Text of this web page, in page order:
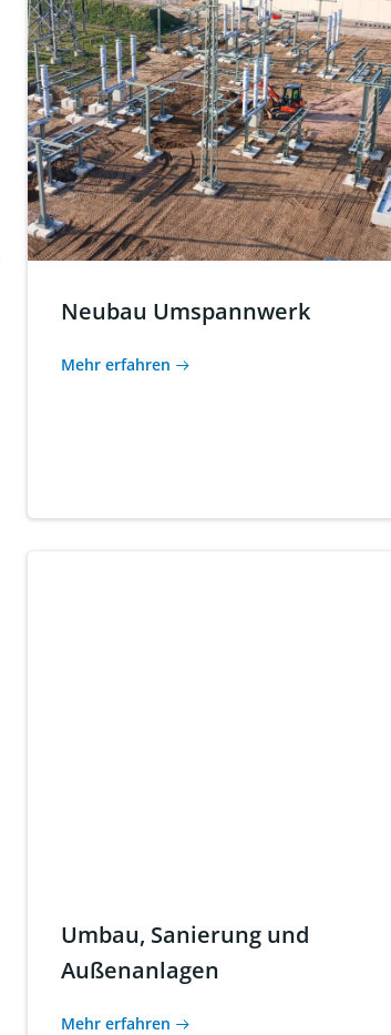
Neubau Umspannwerk
Mehr erfahren
Umbau, Sanierung und
Außenanlagen
Mehr erfahren